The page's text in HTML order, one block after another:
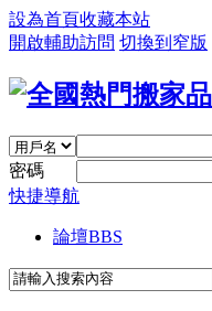
設為首頁收藏本站
開啟輔助訪問 切換到窄版
密碼
快捷導航
論壇BBS